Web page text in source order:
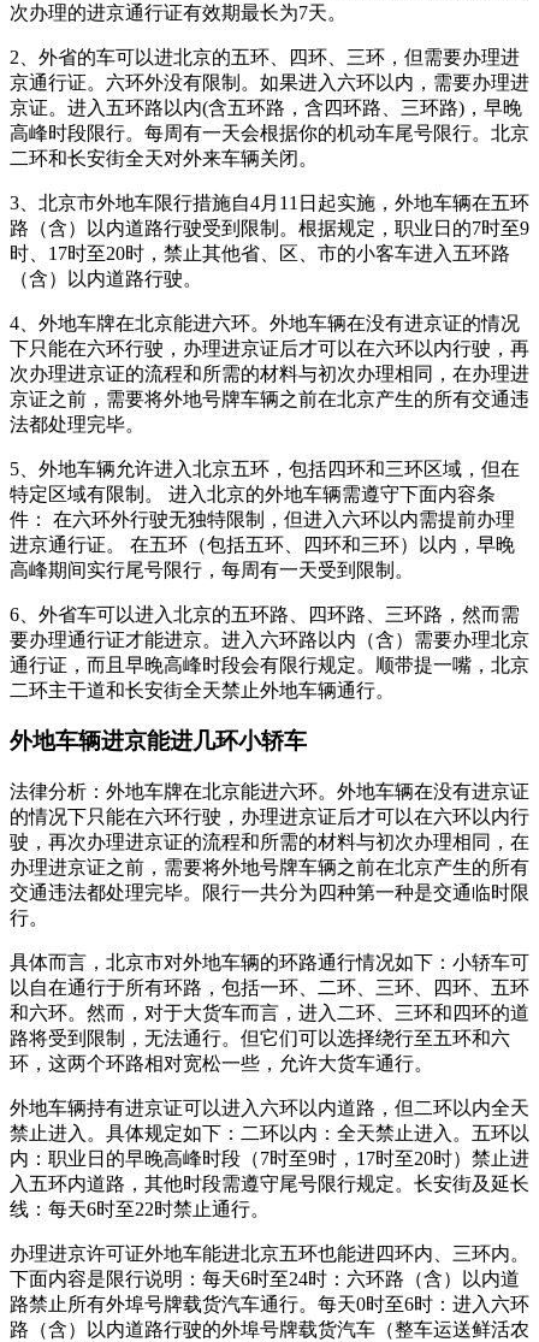
次办理的进京通行证有效期最长为7天。
2、外省的车可以进北京的五环、四环、三环，但需要办理进
京通行证。六环外没有限制。如果进入六环以内，需要办理进
京证。进入五环路以内(含五环路，含四环路、三环路)，早晚
高峰时段限行。每周有一天会根据你的机动车尾号限行。北京
二环和长安街全天对外来车辆关闭。
3、北京市外地车限行措施自4月11日起实施，外地车辆在五环
路（含）以内道路行驶受到限制。根据规定，职业日的7时至9
时、17时至20时，禁止其他省、区、市的小客车进入五环路
（含）以内道路行驶。
4、外地车牌在北京能进六环。外地车辆在没有进京证的情况
下只能在六环行驶，办理进京证后才可以在六环以内行驶，再
次办理进京证的流程和所需的材料与初次办理相同，在办理进
京证之前，需要将外地号牌车辆之前在北京产生的所有交通违
法都处理完毕。
5、外地车辆允许进入北京五环，包括四环和三环区域，但在
特定区域有限制。 进入北京的外地车辆需遵守下面内容条
件： 在六环外行驶无独特限制，但进入六环以内需提前办理
进京通行证。 在五环（包括五环、四环和三环）以内，早晚
高峰期间实行尾号限行，每周有一天受到限制。
6、外省车可以进入北京的五环路、四环路、三环路，然而需
要办理通行证才能进京。进入六环路以内（含）需要办理北京
通行证，而且早晚高峰时段会有限行规定。顺带提一嘴，北京
二环主干道和长安街全天禁止外地车辆通行。
外地车辆进京能进几环小轿车
法律分析：外地车牌在北京能进六环。外地车辆在没有进京证
的情况下只能在六环行驶，办理进京证后才可以在六环以内行
驶，再次办理进京证的流程和所需的材料与初次办理相同，在
办理进京证之前，需要将外地号牌车辆之前在北京产生的所有
交通违法都处理完毕。限行一共分为四种第一种是交通临时限
行。
具体而言，北京市对外地车辆的环路通行情况如下：小轿车可
以自在通行于所有环路，包括一环、二环、三环、四环、五环
和六环。然而，对于大货车而言，进入二环、三环和四环的道
路将受到限制，无法通行。但它们可以选择绕行至五环和六
环，这两个环路相对宽松一些，允许大货车通行。
外地车辆持有进京证可以进入六环以内道路，但二环以内全天
禁止进入。具体规定如下：二环以内：全天禁止进入。五环以
内：职业日的早晚高峰时段（7时至9时，17时至20时）禁止进
入五环内道路，其他时段需遵守尾号限行规定。长安街及延长
线：每天6时至22时禁止通行。
办理进京许可证外地车能进北京五环也能进四环内、三环内。
下面内容是限行说明：每天6时至24时：六环路（含）以内道
路禁止所有外埠号牌载货汽车通行。每天0时至6时：进入六环
路（含）以内道路行驶的外埠号牌载货汽车（整车运送鲜活农